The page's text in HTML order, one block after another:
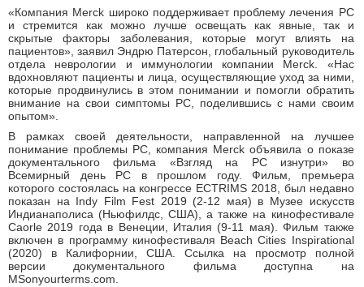
«Компания Merck широко поддерживает проблему лечения РС
и стремится как можно лучше освещать как явные, так и
скрытые факторы заболевания, которые могут влиять на
пациентов», заявил Эндрю Патерсон, глобальный руководитель
отдела неврологии и иммунологии компании Merck. «Нас
вдохновляют пациенты и лица, осуществляющие уход за ними,
которые продвинулись в этом понимании и помогли обратить
внимание на свои симптомы РС, поделившись с нами своим
опытом».
В рамках своей деятельности, направленной на лучшее
понимание проблемы РС, компания Merck объявила о показе
документального фильма «Взгляд на РС изнутри» во
Всемирный день РС в прошлом году. Фильм, премьера
которого состоялась на конгрессе ECTRIMS 2018, был недавно
показан на Indy Film Fest 2019 (2-12 мая) в Музее искусств
Индианаполиса (Ньюфилдс, США), а также на кинофестивале
Caorle 2019 года в Венеции, Италия (9-11 мая). Фильм также
включен в программу кинофестиваля Beach Cities Inspirational
(2020) в Калифорнии, США. Ссылка на просмотр полной
версии документального фильма доступна на
MSonyourterms.com.